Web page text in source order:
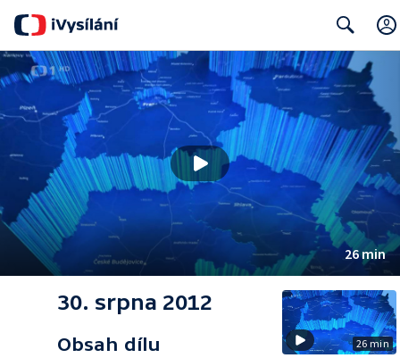
Search
26 min
30. srpna 2012
Obsah dílu
26 min